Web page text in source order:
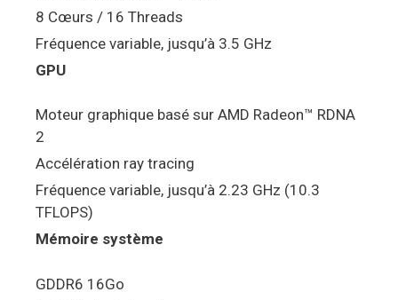
8 Cœurs / 16 Threads
Fréquence variable, jusqu’à 3.5 GHz
GPU
Moteur graphique basé sur AMD Radeon™ RDNA
2
Accélération ray tracing
Fréquence variable, jusqu’à 2.23 GHz (10.3
TFLOPS)
Mémoire système
GDDR6 16Go